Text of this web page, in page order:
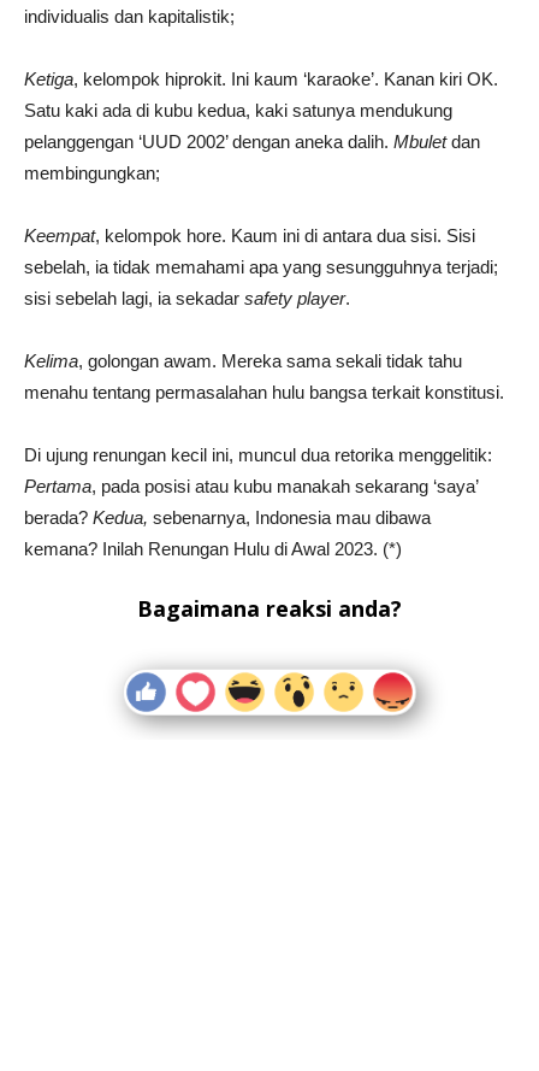
individualis dan kapitalistik;
Ketiga, kelompok hiprokit. Ini kaum ‘karaoke’. Kanan kiri OK.
Satu kaki ada di kubu kedua, kaki satunya mendukung
pelanggengan ‘UUD 2002’ dengan aneka dalih. Mbuletdan
membingungkan;
Keempat, kelompok hore. Kaum ini di antara dua sisi. Sisi
sebelah, ia tidak memahami apa yang sesungguhnya terjadi;
sisi sebelah lagi, ia sekadar safety player.
Kelima, golongan awam. Mereka sama sekali tidak tahu
menahu tentang permasalahan hulu bangsa terkait konstitusi.
Di ujung renungan kecil ini, muncul dua retorika menggelitik:
Pertama, pada posisi atau kubu manakah sekarang ‘saya’
berada? Kedua, sebenarnya, Indonesia mau dibawa
kemana? Inilah Renungan Hulu di Awal 2023. (*)
Bagaimana reaksi anda?